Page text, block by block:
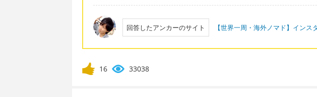
回答したアンカーのサイト 【世界一周・海外ノマド】インス
16 33038